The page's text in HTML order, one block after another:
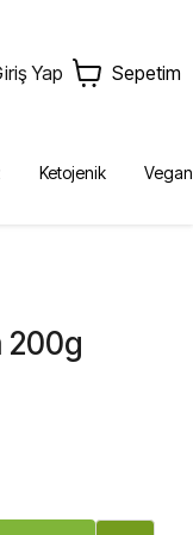
Yap Sepetim
Ketojenik Vegan
200g